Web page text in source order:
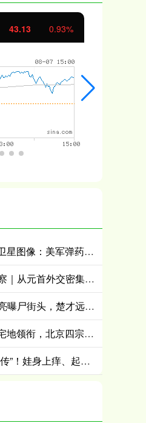
43.13 0.93%
上海股票配资官网 伊朗公布卫星图像：美军弹药库被完全摧毁
路易泽配资APP下载 第一观察｜从元首外交密集日程看中国的自信、胸怀、担当
钜阵配资APP下载 直到陶亮亮曝尸街头，楚才远身败名裂，才懂沈冉冉是全剧最大赢家
方圆配资平台 西南二环稀缺宅地领衔，北京四宗宅地4月末集中竞拍
惠管钱配资 开学季警惕“见面传”！娃身上痒、起红点？这份“战痘”指南必看→